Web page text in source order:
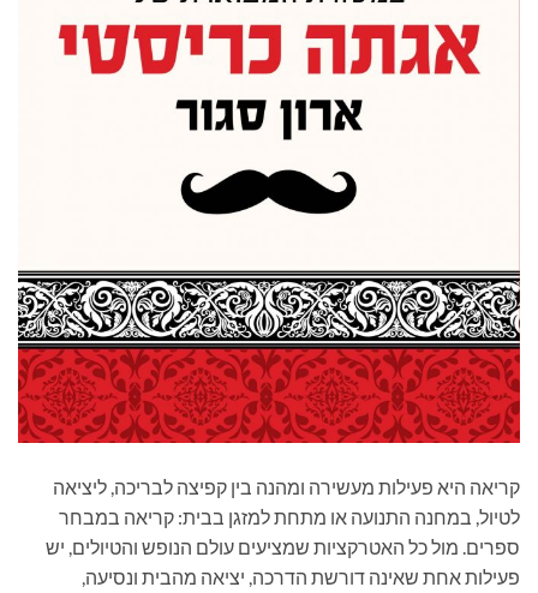
קריאה היא פעילות מעשירה ומהנה בין קפיצה לבריכה, ליציאה
לטיול, במחנה התנועה או מתחת למזגן בבית: קריאה במבחר
ספרים. מול כל האטרקציות שמציעים עולם הנופש והטיולים, יש
פעילות אחת שאינה דורשת הדרכה, יציאה מהבית ונסיעה,